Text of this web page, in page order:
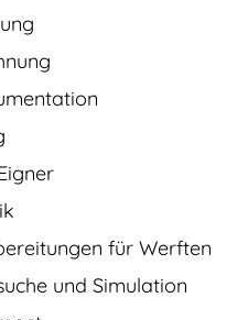
für Werften
und Simulation